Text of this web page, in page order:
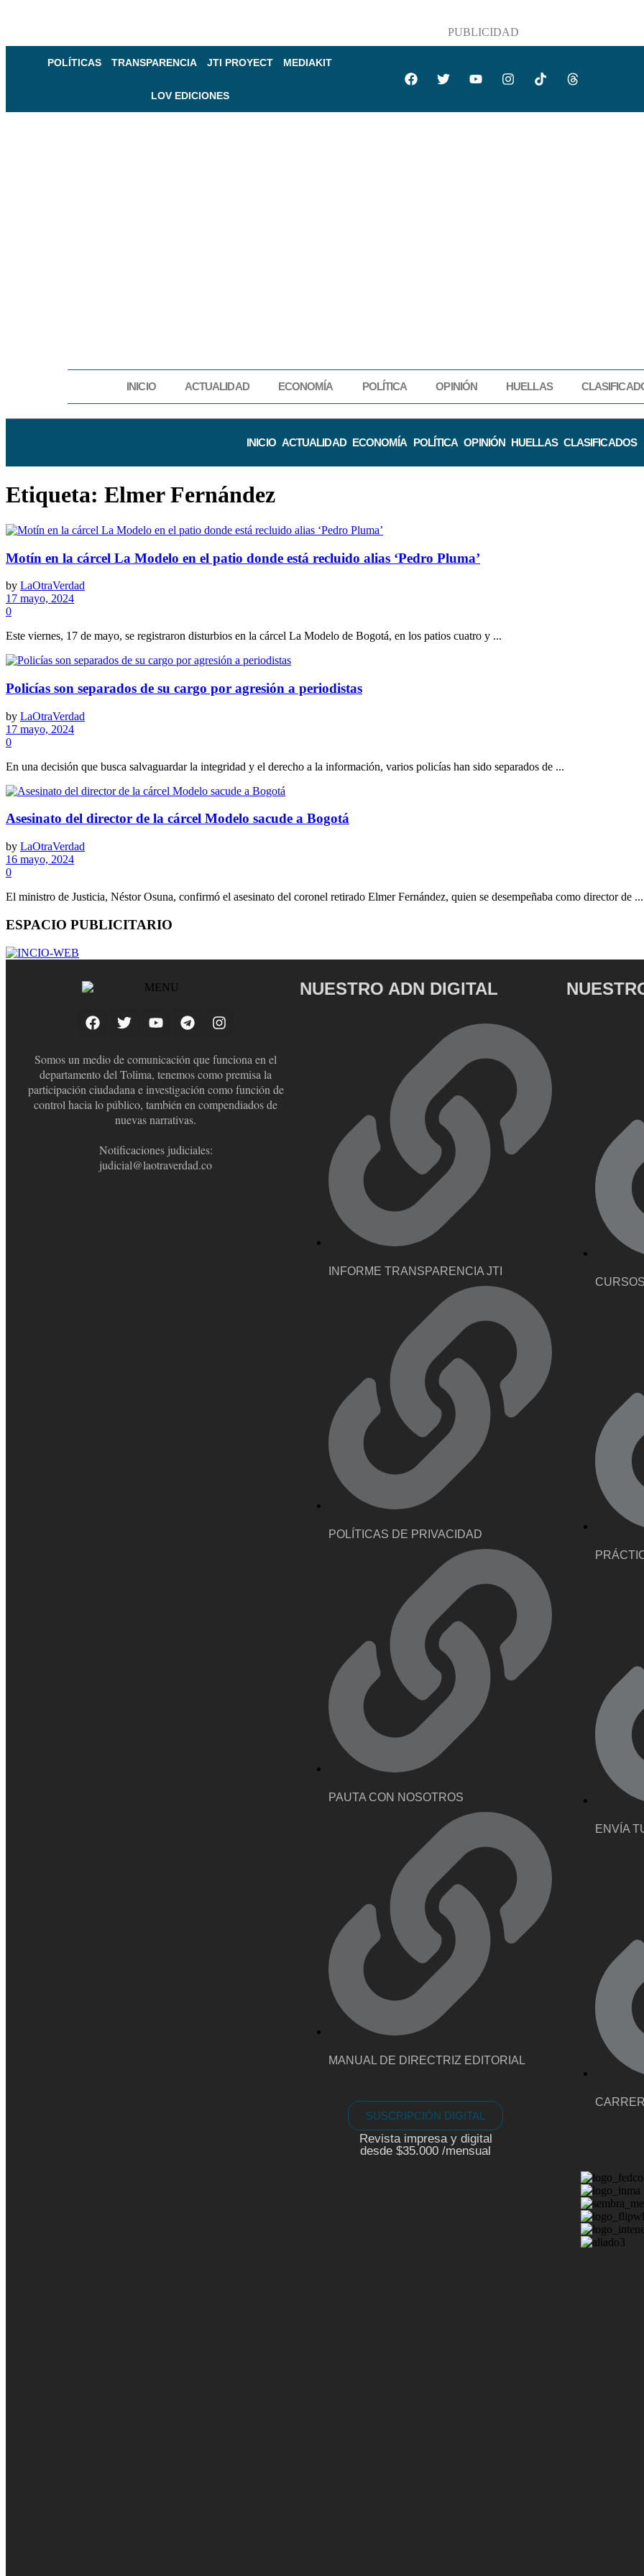
PUBLICIDAD
POLÍTICAS TRANSPARENCIA JTI PROYECT MEDIAKIT
LOV EDICIONES
INICIO ACTUALIDAD ECONOMÍA POLÍTICA OPINIÓN HUELLAS
INICIO ACTUALIDAD ECONOMÍA POLÍTICA OPINIÓN HUELLAS CLASIFICADOS
Etiqueta: Elmer Fernández
Motín en la cárcel La Modelo en el patio donde está recluido alias ‘Pedro Pluma’
by LaOtraVerdad
17 mayo, 2024
0
Este viernes, 17 de mayo, se registraron disturbios en la cárcel La Modelo de Bogotá, en los patios cuatro y ...
Policías son separados de su cargo por agresión a periodistas
by LaOtraVerdad
17 mayo, 2024
0
En una decisión que busca salvaguardar la integridad y el derecho a la información, varios policías han sido separados de ...
Asesinato del director de la cárcel Modelo sacude a Bogotá
by LaOtraVerdad
16 mayo, 2024
0
El ministro de Justicia, Néstor Osuna, confirmó el asesinato del coronel retirado Elmer Fernández, quien se desempeñaba como director de ...
ESPACIO PUBLICITARIO
Somos un medio de comunicación que funciona en el
departamento del Tolima, tenemos como premisa la
participación ciudadana e investigación como función de
control hacia lo público, también en compendiados de
nuevas narrativas.
Notificaciones judiciales:
judicial@laotraverdad.co
NUESTRO ADN DIGITAL
INFORME TRANSPARENCIA JTI
POLÍTICAS DE PRIVACIDAD
PAUTA CON NOSOTROS
MANUAL DE DIRECTRIZ EDITORIAL
SUSCRIPCIÓN DIGITAL
Revista impresa y digital
desde $35.000 /mensual
ENVÍA